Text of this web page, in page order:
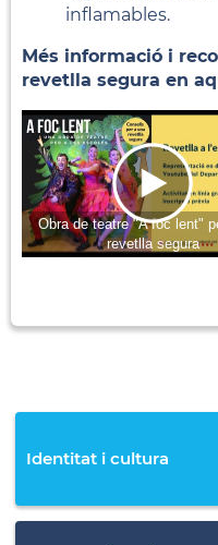
inflamables.
Més informació i
revetlla segura en
Obra de teatre "A foc lent"
revetlla segura
Identitat i cultura